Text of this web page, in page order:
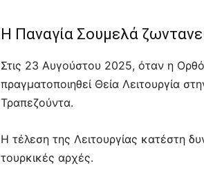
Η Παναγία Σουμελά
Στις 23 Αυγούστου 2025, όταν η
πραγματοποιηθεί Θεία Λειτουργία
Τραπεζούντα.
Η τέλεση της Λειτουργίας κατέστη
τουρκικές αρχές.